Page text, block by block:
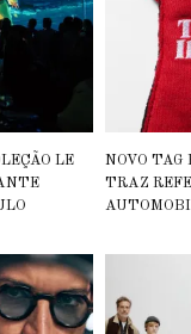
LE
NOVO TAG
TRAZ